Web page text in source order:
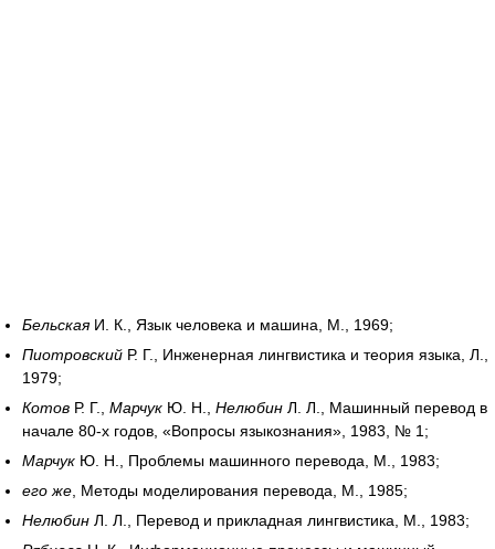
Бельская И. К., Язык человека и машина, М., 1969;
Пиотровский Р. Г., Инженерная лингвистика и теория языка, Л.,
1979;
Котов Р. Г., Марчук Ю. Н., Нелюбин Л. Л., Машинный перевод в
начале 80‑х годов, «Вопросы языкознания», 1983, № 1;
Марчук Ю. Н., Проблемы машинного перевода, М., 1983;
его же , Методы моделирования перевода, М., 1985;
Нелюбин Л. Л., Перевод и прикладная лингвистика, М., 1983;